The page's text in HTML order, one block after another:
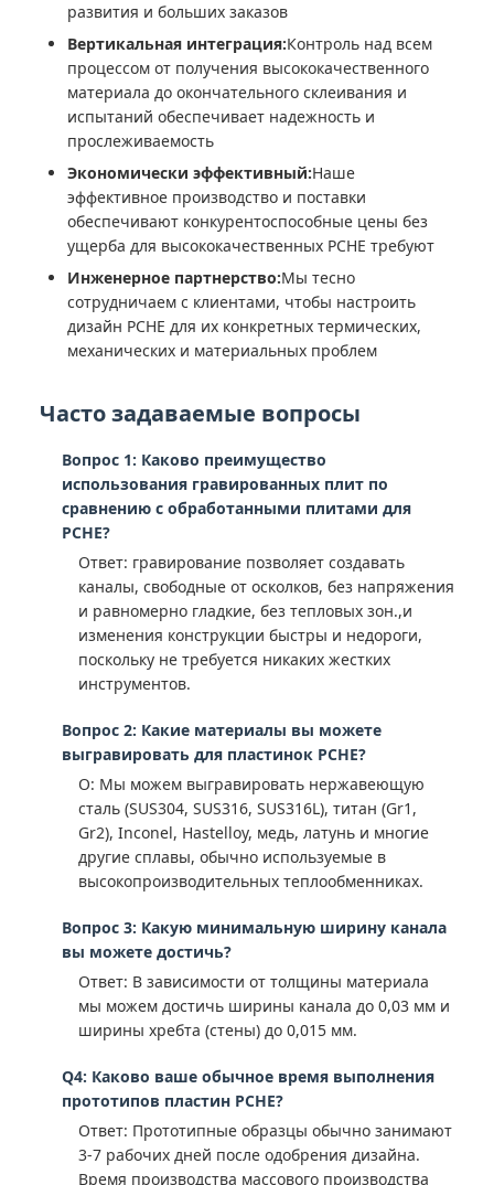
развития и больших заказов
Вертикальная интеграция:Контроль над всем
процессом от получения высококачественного
материала до окончательного склеивания и
испытаний обеспечивает надежность и
прослеживаемость
Экономически эффективный:Наше
эффективное производство и поставки
обеспечивают конкурентоспособные цены без
ущерба для высококачественных PCHE требуют
Инженерное партнерство:Мы тесно
сотрудничаем с клиентами, чтобы настроить
дизайн PCHE для их конкретных термических,
механических и материальных проблем
Часто задаваемые вопросы
Вопрос 1: Каково преимущество
использования гравированных плит по
сравнению с обработанными плитами для
PCHE?
Ответ: гравирование позволяет создавать
каналы, свободные от осколков, без напряжения
и равномерно гладкие, без тепловых зон.,и
изменения конструкции быстры и недороги,
поскольку не требуется никаких жестких
инструментов.
Вопрос 2: Какие материалы вы можете
выгравировать для пластинок PCHE?
О: Мы можем выгравировать нержавеющую
сталь (SUS304, SUS316, SUS316L), титан (Gr1,
Gr2), Inconel, Hastelloy, медь, латунь и многие
другие сплавы, обычно используемые в
высокопроизводительных теплообменниках.
Вопрос 3: Какую минимальную ширину канала
вы можете достичь?
Ответ: В зависимости от толщины материала
мы можем достичь ширины канала до 0,03 мм и
ширины хребта (стены) до 0,015 мм.
Q4: Каково ваше обычное время выполнения
прототипов пластин PCHE?
Ответ: Прототипные образцы обычно занимают
3-7 рабочих дней после одобрения дизайна.
Время производства массового производства